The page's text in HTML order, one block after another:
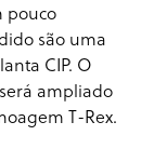
pouco
são uma
CIP. O
ampliado
T-Rex.